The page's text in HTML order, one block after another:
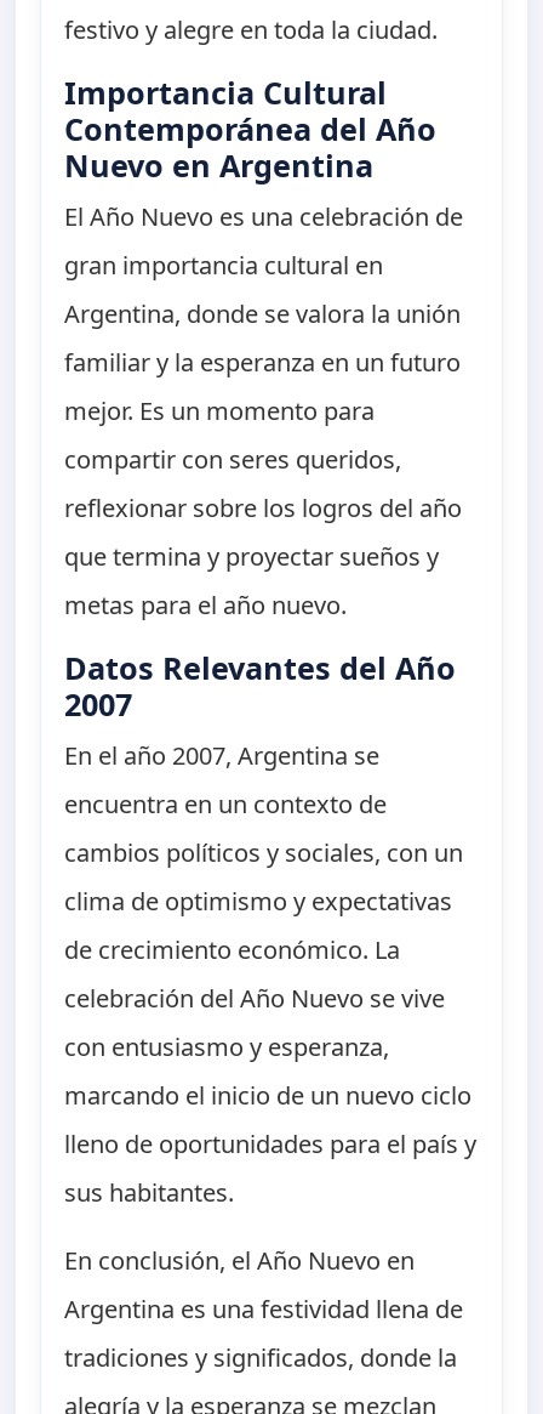
festivo y alegre en toda la ciudad.
Importancia Cultural
Contemporánea del Año
Nuevo en Argentina
El Año Nuevo es una celebración de
gran importancia cultural en
Argentina, donde se valora la unión
familiar y la esperanza en un futuro
mejor. Es un momento para
compartir con seres queridos,
reflexionar sobre los logros del año
que termina y proyectar sueños y
metas para el año nuevo.
Datos Relevantes del Año
2007
En el año 2007, Argentina se
encuentra en un contexto de
cambios políticos y sociales, con un
clima de optimismo y expectativas
de crecimiento económico. La
celebración del Año Nuevo se vive
con entusiasmo y esperanza,
marcando el inicio de un nuevo ciclo
lleno de oportunidades para el país y
sus habitantes.
En conclusión, el Año Nuevo en
Argentina es una festividad llena de
tradiciones y significados, donde la
alegría y la esperanza se mezclan